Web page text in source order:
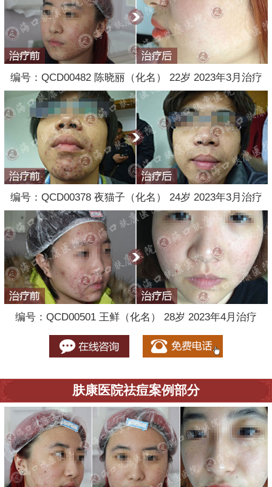
编号：QCD00482 陈晓丽（化名） 22岁 2023年3月治疗
编号：QCD00378 夜猫子（化名） 24岁 2023年3月治疗
编号：QCD00501 王鲜（化名） 28岁 2023年4月治疗
肤康医院祛痘案例部分